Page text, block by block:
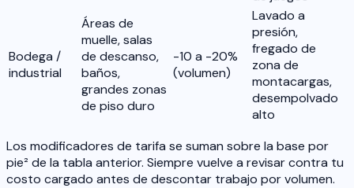
Bodega /
industrial
Áreas de
muelle, salas
de descanso,
baños,
grandes zonas
de piso duro
-10 a -20%
(volumen)
Lavado a
presión,
fregado de
zona de
montacargas,
desempolvado
alto
Los modificadores de tarifa se suman sobre la base por
pie² de la tabla anterior. Siempre vuelve a revisar contra tu
costo cargado antes de descontar trabajo por volumen.